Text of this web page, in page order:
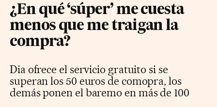
¿En qué ‘súper’ me cuesta
menos que me traigan la
compra?
Dia ofrece el servicio gratuito si se
superan los 50 euros de comopra, los
demás ponen el baremo en más de 100